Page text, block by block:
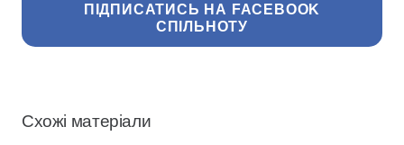
ПІДПИСАТИСЬ НА FACEBOOK
СПІЛЬНОТУ
Схожі матеріали